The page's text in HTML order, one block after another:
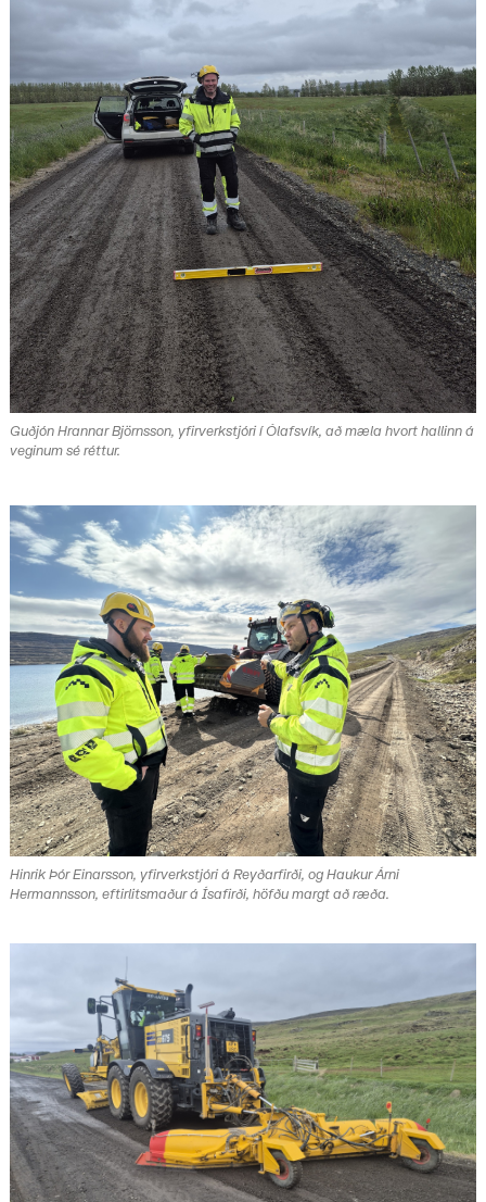
Guðjón Hrannar Björnsson, yfirverkstjóri í Ólafsvík, að mæla hvort hallinn á
veginum sé réttur.
Hinrik Þór Einarsson, yfirverkstjóri á Reyðarfirði, og Haukur Árni
Hermannsson, eftirlitsmaður á Ísafirði, höfðu margt að ræða.